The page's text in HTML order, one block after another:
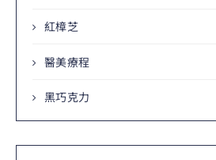
紅樟芝
醫美療程
黑巧克力